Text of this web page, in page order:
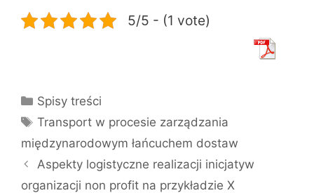
5/5 - (1 vote)
Kategorie
Spisy treści
Tagi
Transport w procesie zarządzania
międzynarodowym łańcuchem dostaw
Aspekty logistyczne realizacji inicjatyw
organizacji non profit na przykładzie X